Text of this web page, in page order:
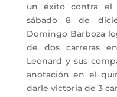
un éxito contra el
sábado 8 de
Domingo Barboza
de dos carreras
Leonard y sus
anotación en el
darle victoria de 3